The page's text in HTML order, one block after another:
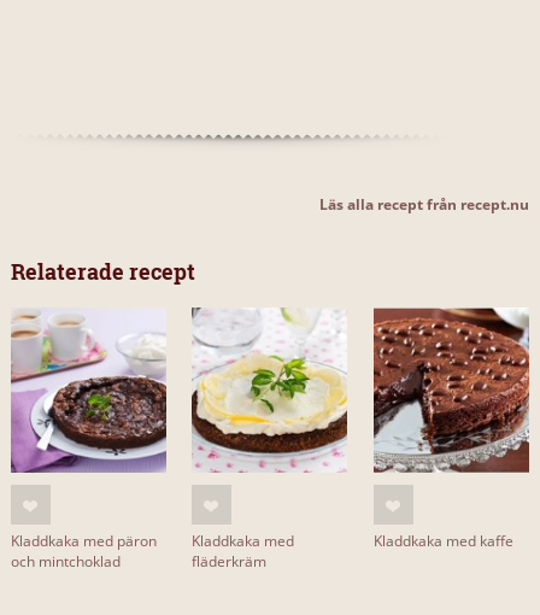
Läs alla recept från recept.nu
Relaterade recept
Kladdkaka med päron
och mintchoklad
Kladdkaka med
fläderkräm
Kladdkaka med kaffe